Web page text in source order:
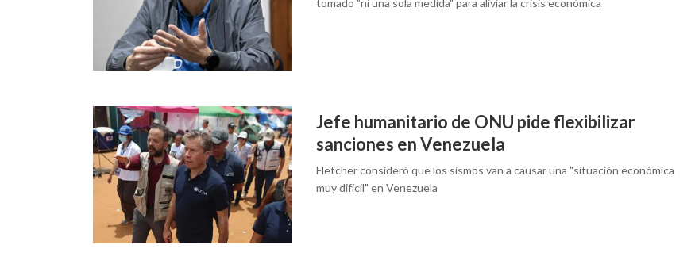
tomado "ni una sola medida" para aliviar la crisis económica
Jefe humanitario de ONU pide flexibilizar
sanciones en Venezuela
Fletcher consideró que los sismos van a causar una "situación económica
muy difícil" en Venezuela